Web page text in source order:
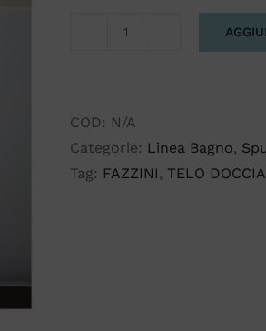
FAZZINI
quantità
COD: N/A
Categorie: Linea Bagno,
Tag: FAZZINI, TELO DOCCIA